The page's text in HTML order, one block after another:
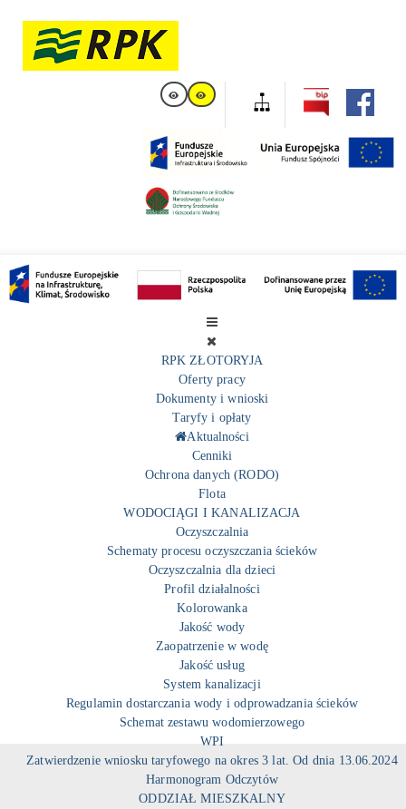
RPK ZŁOTORYJA
Oferty pracy
Dokumenty i wnioski
Taryfy i opłaty
Aktualności
Cenniki
Ochrona danych (RODO)
Flota
WODOCIĄGI I KANALIZACJA
Oczyszczalnia
Schematy procesu oczyszczania ścieków
Oczyszczalnia dla dzieci
Profil działalności
Kolorowanka
Jakość wody
Zaopatrzenie w wodę
Jakość usług
System kanalizacji
Regulamin dostarczania wody i odprowadzania ścieków
Schemat zestawu wodomierzowego
WPI
Zatwierdzenie wniosku taryfowego na okres 3 lat. Od dnia 13.06.2024
Harmonogram Odczytów
ODDZIAŁ MIESZKALNY